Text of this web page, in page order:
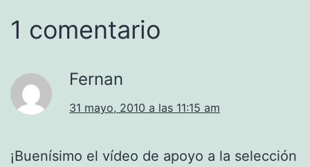
1 comentario
Fernan
31 mayo, 2010 a las 11:15 am
¡Buenísimo el vídeo de apoyo a la selección